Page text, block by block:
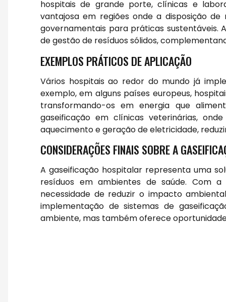
hospitais de grande porte, clínicas e
vantajosa em regiões onde a disposição
governamentais para práticas sustentáveis.
de gestão de resíduos sólidos,
EXEMPLOS PRÁTICOS DE APLICAÇÃO
Vários hospitais ao redor do mundo já
exemplo, em alguns países europeus,
transformando-os em energia que
gaseificação em clínicas veterinárias,
aquecimento e geração de eletricidade,
CONSIDERAÇÕES FINAIS SOBRE A
A gaseificação hospitalar representa uma
resíduos em ambientes de saúde. Com
necessidade de reduzir o impacto
implementação de sistemas de
ambiente, mas também oferece